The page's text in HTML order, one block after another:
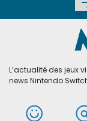
L’actualité des jeux
news Nintendo